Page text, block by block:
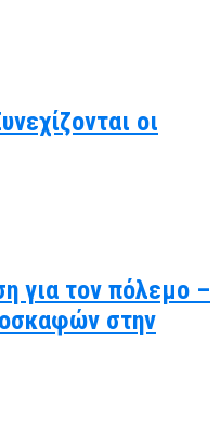
οι
για τον πόλεμο –
στην